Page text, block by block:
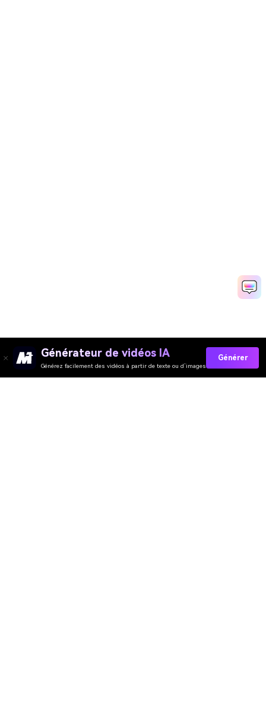
Générateur de vidéos IA
Générez facilement des vidéos à partir de texte ou d’images
Générer